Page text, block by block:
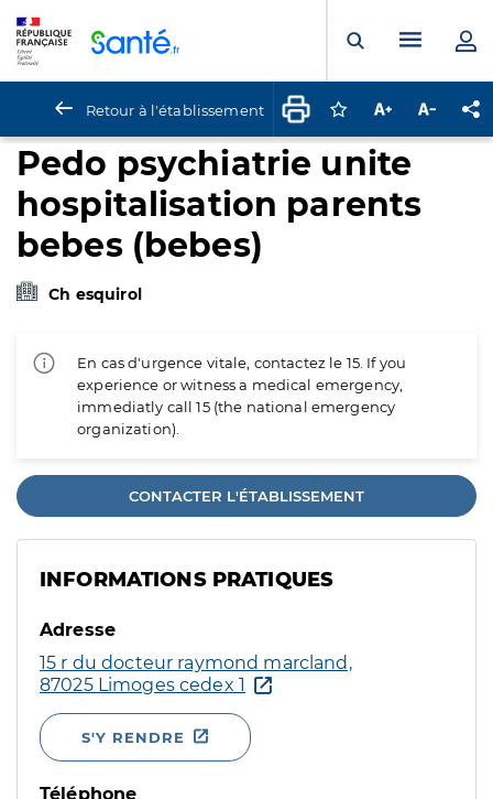
Ouvrir laMenu
Retour à l'établissement Connectez-vous
Augmenter la
Pedo psychiatrie unite
hospitalisation parents
bebes (bebes)
Ch esquirol
En cas d'urgence vitale, contactez le 15. If you
experience or witness a medical emergency,
immediatly call 15 (the national emergency
organization).
CONTACTER L'ÉTABLISSEMENT
INFORMATIONS PRATIQUES
Adresse
15 r du docteur raymond marcland,
87025 Limoges cedex 1
S'Y RENDRE
Téléphone